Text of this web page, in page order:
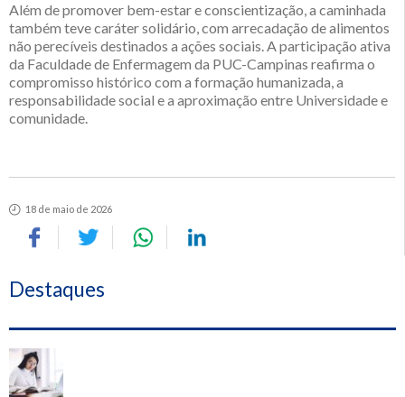
Além de promover bem-estar e conscientização, a caminhada
também teve caráter solidário, com arrecadação de alimentos
não perecíveis destinados a ações sociais. A participação ativa
da Faculdade de Enfermagem da PUC-Campinas reafirma o
compromisso histórico com a formação humanizada, a
responsabilidade social e a aproximação entre Universidade e
comunidade.
18 de maio de 2026
Destaques